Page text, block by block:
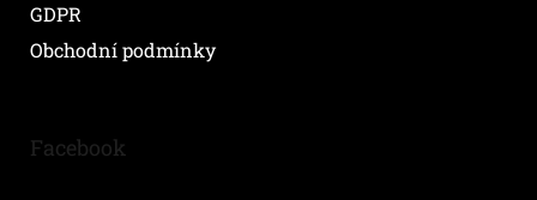
GDPR
Obchodní podmínky
Facebook